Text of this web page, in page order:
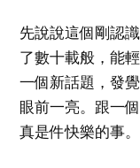
先說說這個剛認
了數十載般，能
一個新話題，發
眼前一亮。跟一
真是件快樂的事。